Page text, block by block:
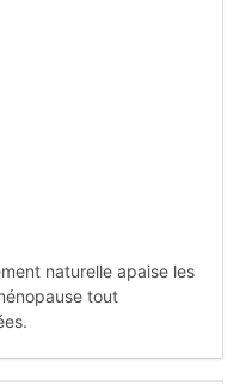
naturelle apaise les
tout